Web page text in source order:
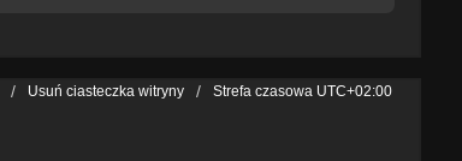
Usuń ciasteczka witryny Strefa czasowa UTC+02:00